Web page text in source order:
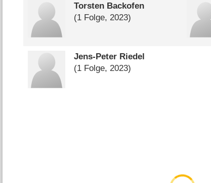
Torsten Backofen
(1 Folge, 2023)
Jens-Peter Riedel
(1 Folge, 2023)